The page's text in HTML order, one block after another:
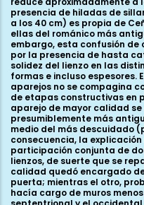
presencia de hiladas de
a los 40 cm) es propia de
ellas del románico más
embargo, esta confusión
por la presencia de hasta
solidez del lienzo en las
formas e incluso espesores.
aparejos no se compagina
de etapas constructivas en
aparejo de mayor calidad
presumiblemente más
medio del más descuidado
consecuencia, la
participación conjunta de
lienzos, de suerte que se
calidad quedó encargado
puerta; mientras el otro,
hacía cargo de muros